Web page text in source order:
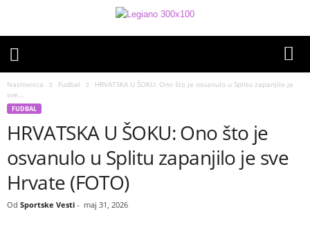
Naslovnica Fudbal
HRVATSKA U ŠOKU: Ono što je osvanulo u Splitu zapanjilo je
sve...
FUDBAL
HRVATSKA U ŠOKU: Ono što je
osvanulo u Splitu zapanjilo je sve
Hrvate (FOTO)
Od Sportske Vesti - maj 31, 2026